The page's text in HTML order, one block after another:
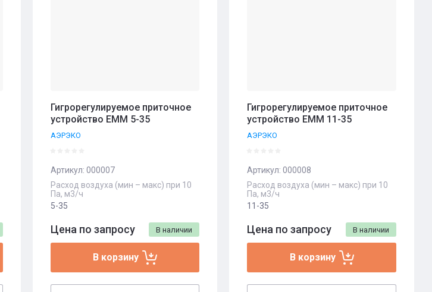
Гигрорегулируемое приточное
устройство EMM 5-35
АЭРЭКО
Артикул: 000007
Расход воздуха (мин – макс) при 10
Па, м3/ч
5-35
В наличии
Цена по запросу
В корзину
Гигрорегулируемое приточное
устройство EMM 11-35
АЭРЭКО
Артикул: 000008
Расход воздуха (мин – макс) при 10
Па, м3/ч
11-35
В наличии
Цена по запросу
В корзину